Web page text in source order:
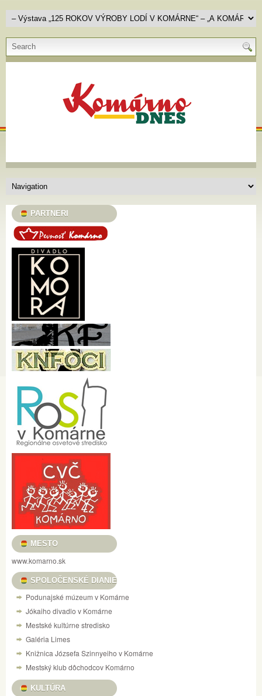
PARTNERI
MESTO
www.komarno.sk
SPOLOČENSKÉ DIANIE
Podunajské múzeum v Komárne
Jókaiho divadlo v Komárne
Mestské kultúrne stredisko
Galéria Limes
Knižnica Józsefa Szinnyeiho v Komárne
Mestský klub dôchodcov Komárno
KULTÚRA